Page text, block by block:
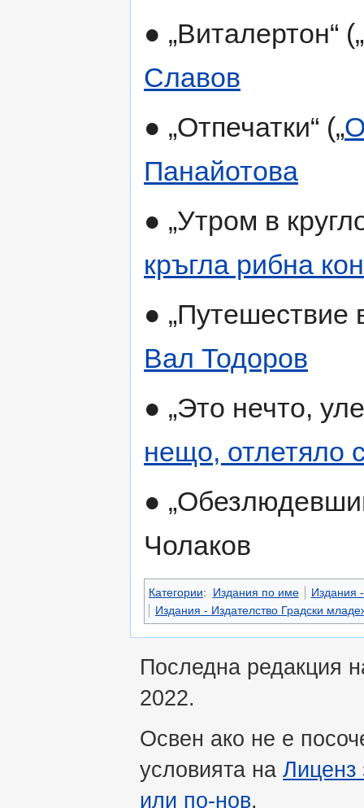
● „Виталертон“ („
Славов
● „Отпечатки“ („
Панайотова
● „Утром в
кръгла рибна
● „Путешествие
Вал Тодоров
● „Это нечто,
нещо, отлетяло
●
Чолаков
Категории: Издания по име
Издания
Издания - Издателство Градски
Последна редакция
2022.
Освен ако не е
условията на Лиценз
или по-нов.